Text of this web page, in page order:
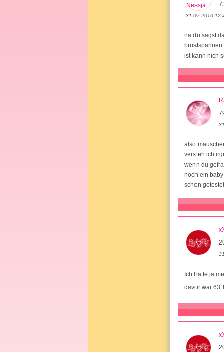
31.07.2010
na du sagst
ist kann nich
also
versteh ich
wenn du
noch ein
schon
Ich hatte ja
davor war 63